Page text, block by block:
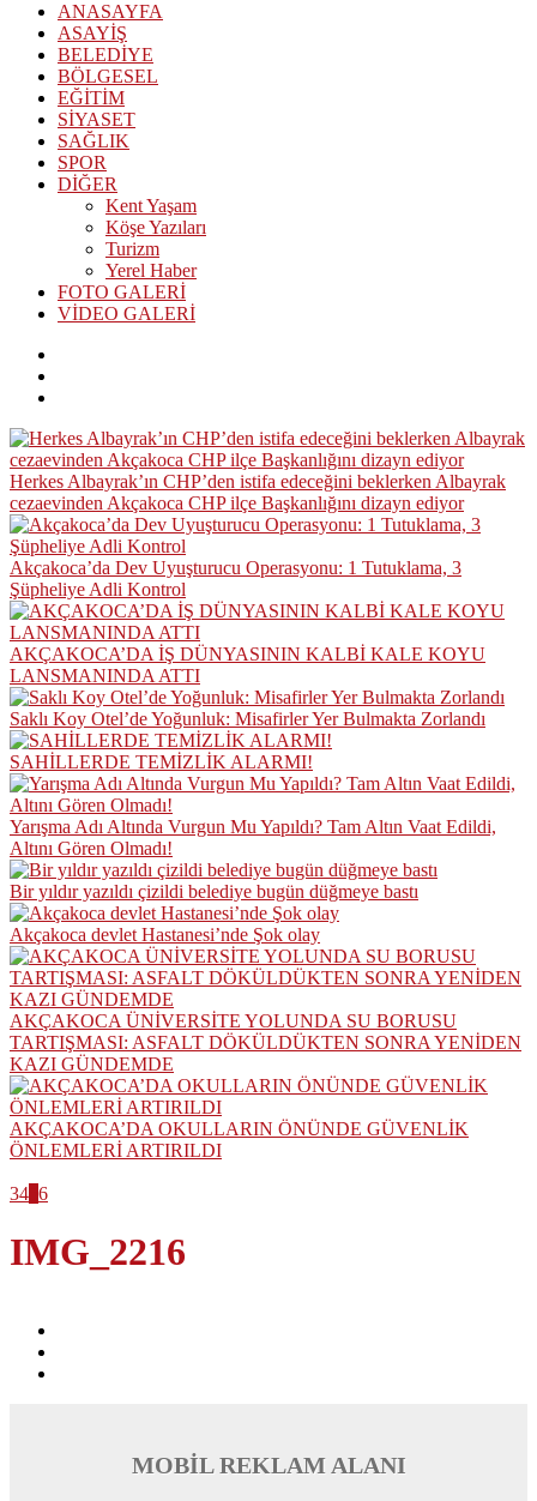
ANASAYFA
ASAYİŞ
BELEDİYE
BÖLGESEL
EĞİTİM
SİYASET
SAĞLIK
SPOR
DİĞER
Kent Yaşam
Köşe Yazıları
Turizm
Yerel Haber
FOTO GALERİ
VİDEO GALERİ
Herkes Albayrak’ın CHP’den istifa edeceğini beklerken Albayrak
cezaevinden Akçakoca CHP ilçe Başkanlığını dizayn ediyor
Akçakoca’da Dev Uyuşturucu Operasyonu: 1 Tutuklama, 3
Şüpheliye Adli Kontrol
AKÇAKOCA’DA İŞ DÜNYASININ KALBİ KALE KOYU
LANSMANINDA ATTI
Saklı Koy Otel’de Yoğunluk: Misafirler Yer Bulmakta Zorlandı
SAHİLLERDE TEMİZLİK ALARMI!
Yarışma Adı Altında Vurgun Mu Yapıldı? Tam Altın Vaat Edildi,
Altını Gören Olmadı!
Bir yıldır yazıldı çizildi belediye bugün düğmeye bastı
Akçakoca devlet Hastanesi’nde Şok olay
AKÇAKOCA ÜNİVERSİTE YOLUNDA SU BORUSU
TARTIŞMASI: ASFALT DÖKÜLDÜKTEN SONRA YENİDEN
KAZI GÜNDEMDE
AKÇAKOCA’DA OKULLARIN ÖNÜNDE GÜVENLİK
ÖNLEMLERİ ARTIRILDI
34 6
IMG_2216
MOBİL REKLAM ALANI